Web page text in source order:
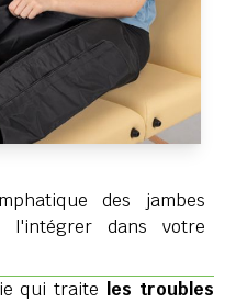
des jambes
l'intégrer dans votre
qui traite les troubles